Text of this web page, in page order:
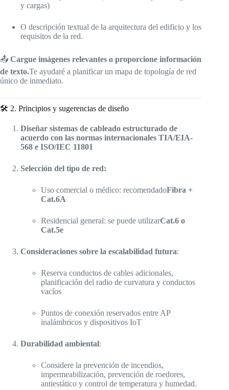
y cargas)
O descripción textual de la arquitectura del edificio y los
requisitos de la red.
📤 Cargue imágenes relevantes o proporcione información
de texto.Te ayudaré a planificar un mapa de topología de red
único de inmediato.
🛠️ 2. Principios y sugerencias de diseño
Diseñar sistemas de cableado estructurado de
acuerdo con las normas internacionales TIA/EIA-
568 e ISO/IEC 11801
Selección del tipo de red:
Uso comercial o médico: recomendadoFibra +
Cat.6A
Residencial general: se puede utilizarCat.6 o
Cat.5e
Consideraciones sobre la escalabilidad futura:
Reserva conductos de cables adicionales,
planificación del radio de curvatura y conductos
vacíos
Puntos de conexión reservados entre AP
inalámbricos y dispositivos IoT
Durabilidad ambiental:
Considere la prevención de incendios,
impermeabilización, prevención de roedores,
antiestático y control de temperatura y humedad.